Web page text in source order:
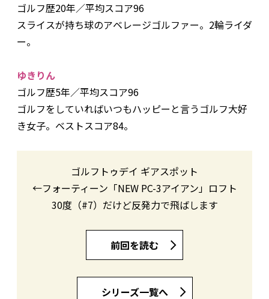
ゴルフ歴20年／平均スコア96
スライスが持ち球のアベレージゴルファー。2輪ライダ
ー。
ゆきりん
ゴルフ歴5年／平均スコア96
ゴルフをしていればいつもハッピーと言うゴルフ大好
き女子。ベストスコア84。
ゴルフトゥデイ ギアスポット
←フォーティーン「NEW PC-3アイアン」ロフト
30度（#7）だけど反発力で飛ばします
前回を読む
シリーズ一覧へ